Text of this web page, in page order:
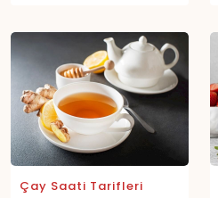
Çay Saati Tarifleri